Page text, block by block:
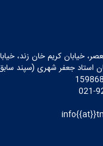
خیابان کریم خان زند،
استاد جعفر شهری (سپند